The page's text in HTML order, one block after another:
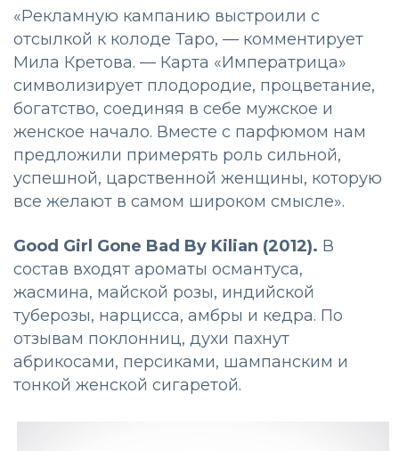
«Рекламную кампанию выстроили с
отсылкой к колоде Таро, — комментирует
Мила Кретова. — Карта «Императрица»
символизирует плодородие, процветание,
богатство, соединяя в себе мужское и
женское начало. Вместе с парфюмом нам
предложили примерять роль сильной,
успешной, царственной женщины, которую
все желают в самом широком смысле».
Good Girl Gone Bad By Kilian (2012). В
состав входят ароматы османтуса,
жасмина, майской розы, индийской
туберозы, нарцисса, амбры и кедра. По
отзывам поклонниц, духи пахнут
абрикосами, персиками, шампанским и
тонкой женской сигаретой.